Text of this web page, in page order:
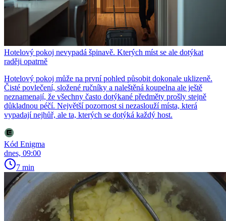
Hotelový pokoj nevypadá špinavě. Kterých míst se ale dotýkat
raději opatrně
Hotelový pokoj může na první pohled působit dokonale uklizeně.
Čisté povlečení, složené ručníky a naleštěná koupelna ale ještě
neznamenají, že všechny často dotýkané předměty prošly stejně
důkladnou péčí. Největší pozornost si nezaslouží místa, která
vypadají nejhůř, ale ta, kterých se dotýká každý host.
Kód Enigma
dnes, 09:00
7 min